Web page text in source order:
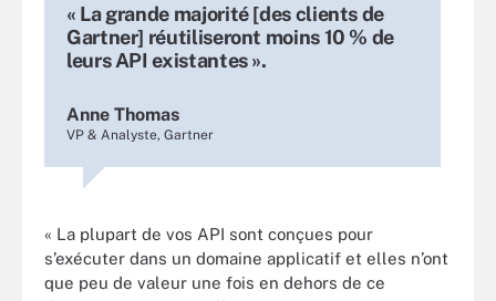
« La grande majorité [des clients de
Gartner] réutiliseront moins 10 % de
leurs API existantes ».
Anne Thomas
VP & Analyste, Gartner
« La plupart de vos API sont conçues pour
s’exécuter dans un domaine applicatif et elles n’ont
que peu de valeur une fois en dehors de ce